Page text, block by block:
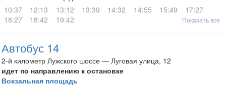
10:37
12:13 13:12 13:39 14:32 14:55 15:49
17:27
18:27
18:42 19:42 Показать все
Автобус 14
2-й километр Лужского шоссе — Луговая улица, 12
идет по направлению к остановке
Вокзальная площадь